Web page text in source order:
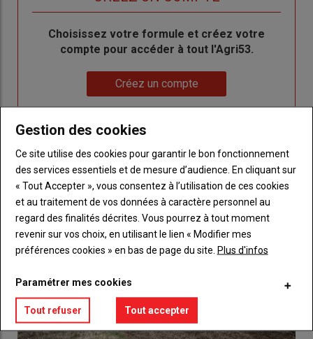
BodyChoisissez votre formule et créez votre
compte pour accéder à tout l'Agri53.
Créez un compte
LES PLUS LUS
Gestion des cookies
Ce site utilise des cookies pour garantir le bon fonctionnement
des services essentiels et de mesure d’audience. En cliquant sur
« Tout Accepter », vous consentez à l’utilisation de ces cookies
et au traitement de vos données à caractère personnel au
regard des finalités décrites. Vous pourrez à tout moment
revenir sur vos choix, en utilisant le lien « Modifier mes
préférences cookies » en bas de page du site. Plus d'infos
Paramétrer mes cookies
Tout refuser Tout accepter